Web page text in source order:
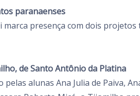
paranaenses
marca presença com dois
de Santo Antônio da Platina
pelas alunas Ana Julia de Paiva,